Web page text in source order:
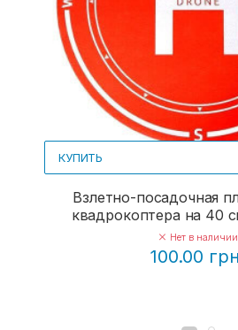
КУПИТЬ
Взлетно-посадочная
квадрокоптера на 40
Нет в наличии
100.00